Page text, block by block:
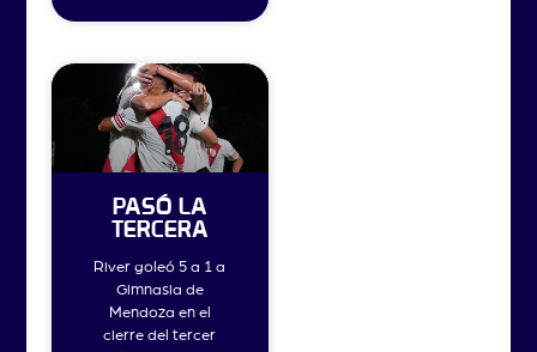
PASÓ LA
TERCERA
River goleó 5 a 1 a
Gimnasia de
Mendoza en el
cierre del tercer